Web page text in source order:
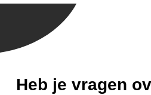
Heb je vragen